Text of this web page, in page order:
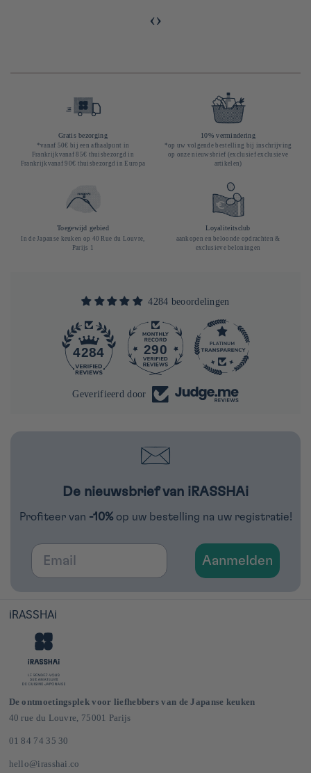
‹›
Gratis bezorging
*vanaf 50€ bij een afhaalpunt in
Frankrijkvanaf 85€ thuisbezorgd in
Frankrijkvanaf 90€ thuisbezorgd in Europa
10% vermindering
*op uw volgende bestelling bij inschrijving
op onze nieuwsbrief (exclusief exclusieve
artikelen)
Toegewijd gebied
In de Japanse keuken op 40 Rue du Louvre,
Parijs 1
Loyaliteitsclub
aankopen en beloonde opdrachten &
exclusieve beloningen
4284 beoordelingen
4284 290
Geverifieerd door
De nieuwsbrief van iRASSHAi
Profiteer van -10% op uw bestelling na uw registratie!
Email
Aanmelden
iRASSHAi
De ontmoetingsplek voor liefhebbers van de Japanse keuken
40 rue du Louvre, 75001 Parijs
01 84 74 35 30
hello@irasshai.co